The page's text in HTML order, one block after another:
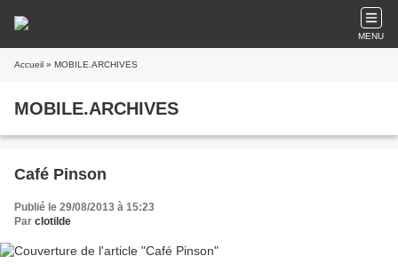
MENU
Accueil » MOBILE.ARCHIVES
MOBILE.ARCHIVES
Café Pinson
Publié le 29/08/2013 à 15:23
Par clotilde